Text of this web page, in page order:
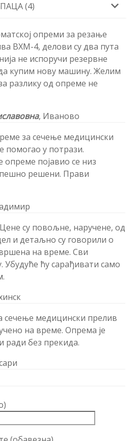
(4)
опреми за резање
ВХМ-4, делови су два пута
не испоручи резервне
купим нову машину. Желим
разлику од опреме не
, Иваново
за сечење медицински
помогао у потрази.
појавио се низ
решени. Прави
су повољне, наручене, од
и детаљно су говорили о
на време. Сви
Убудуће ћу сарађивати само
сечење медицински прелив
на време. Опрема је
ради без прекида.